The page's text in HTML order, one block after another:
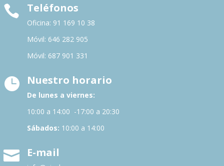
 Teléfonos
Oficina: 91 169 10 38
Móvil: 646 282 905
Móvil: 687 901 331
 Nuestro horario
De lunes a viernes:
10:00 a 14:00 -17:00 a 20:30
Sábados: 10:00 a 14:00
 E-mail